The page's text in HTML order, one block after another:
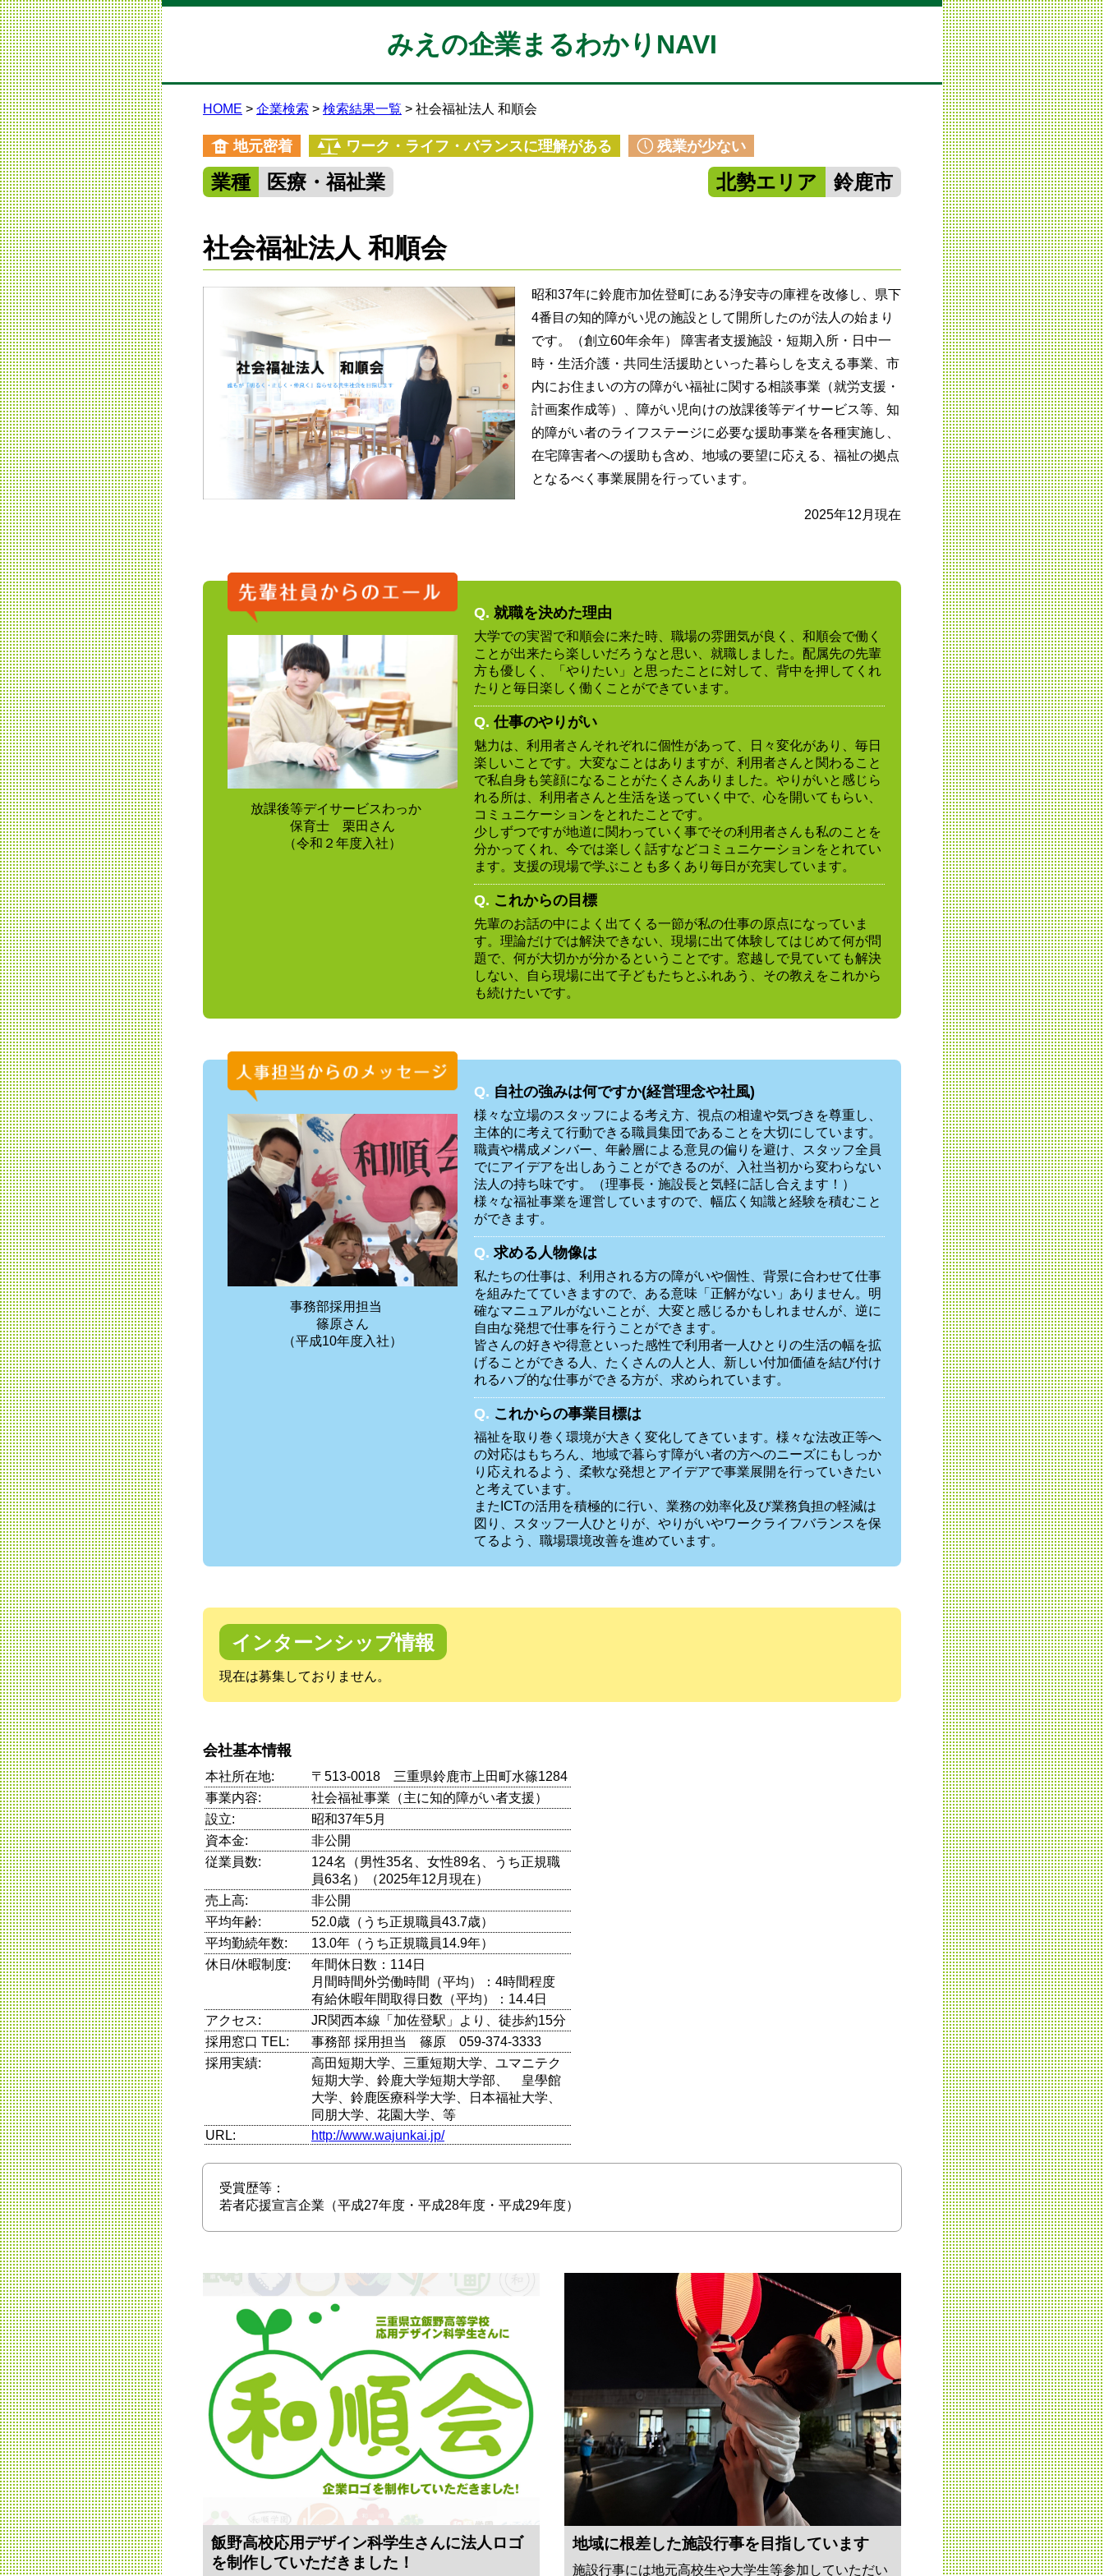
みえの企業まるわかりNAVI
HOME 企業検索 検索結果一覧 社会福祉法人 和順会
地元密着 ワーク・ライフ・バランスに理解がある 残業が少ない
業種 医療・福祉業 北勢エリア 鈴鹿市
社会福祉法人 和順会
昭和37年に鈴鹿市加佐登町にある浄安寺の庫裡を改修し、県下
4番目の知的障がい児の施設として開所したのが法人の始まり
です。（創立60年余年） 障害者支援施設・短期入所・日中一
時・生活介護・共同生活援助といった暮らしを支える事業、市
内にお住まいの方の障がい福祉に関する相談事業（就労支援・
計画案作成等）、障がい児向けの放課後等デイサービス等、知
的障がい者のライフステージに必要な援助事業を各種実施し、
在宅障害者への援助も含め、地域の要望に応える、福祉の拠点
となるべく事業展開を行っています。
2025年12月現在
放課後等デイサービスわっか
保育士 栗田さん
（令和２年度入社）
Q. 就職を決めた理由
大学での実習で和順会に来た時、職場の雰囲気が良く、和順会で働く
ことが出来たら楽しいだろうなと思い、就職しました。配属先の先輩
方も優しく、「やりたい」と思ったことに対して、背中を押してくれ
たりと毎日楽しく働くことができています。
Q. 仕事のやりがい
魅力は、利用者さんそれぞれに個性があって、日々変化があり、毎日
楽しいことです。大変なことはありますが、利用者さんと関わること
で私自身も笑顔になることがたくさんありました。やりがいと感じら
れる所は、利用者さんと生活を送っていく中で、心を開いてもらい、
コミュニケーションをとれたことです。
少しずつですが地道に関わっていく事でその利用者さんも私のことを
分かってくれ、今では楽しく話すなどコミュニケーションをとれてい
ます。支援の現場で学ぶことも多くあり毎日が充実しています。
Q. これからの目標
先輩のお話の中によく出てくる一節が私の仕事の原点になっていま
す。理論だけでは解決できない、現場に出て体験してはじめて何が問
題で、何が大切かが分かるということです。窓越しで見ていても解決
しない、自ら現場に出て子どもたちとふれあう、その教えをこれから
も続けたいです。
事務部採用担当
篠原さん
（平成10年度入社）
Q. 自社の強みは何ですか(経営理念や社風)
様々な立場のスタッフによる考え方、視点の相違や気づきを尊重し、
主体的に考えて行動できる職員集団であることを大切にしています。
職責や構成メンバー、年齢層による意見の偏りを避け、スタッフ全員
でにアイデアを出しあうことができるのが、入社当初から変わらない
法人の持ち味です。（理事長・施設長と気軽に話し合えます！）
様々な福祉事業を運営していますので、幅広く知識と経験を積むこと
ができます。
Q. 求める人物像は
私たちの仕事は、利用される方の障がいや個性、背景に合わせて仕事
を組みたてていきますので、ある意味「正解がない」ありません。明
確なマニュアルがないことが、大変と感じるかもしれませんが、逆に
自由な発想で仕事を行うことができます。
皆さんの好きや得意といった感性で利用者一人ひとりの生活の幅を拡
げることができる人、たくさんの人と人、新しい付加価値を結び付け
れるハブ的な仕事ができる方が、求められています。
Q. これからの事業目標は
福祉を取り巻く環境が大きく変化してきています。様々な法改正等へ
の対応はもちろん、地域で暮らす障がい者の方へのニーズにもしっか
り応えれるよう、柔軟な発想とアイデアで事業展開を行っていきたい
と考えています。
またICTの活用を積極的に行い、業務の効率化及び業務負担の軽減は
図り、スタッフ一人ひとりが、やりがいやワークライフバランスを保
てるよう、職場環境改善を進めています。
インターンシップ情報
現在は募集しておりません。
会社基本情報
本社所在地:
〒513-0018 三重県鈴鹿市上田町水篠1284
事業内容:
社会福祉事業（主に知的障がい者支援）
設立:
昭和37年5月
資本金:
非公開
従業員数:
124名（男性35名、女性89名、うち正規職
員63名）（2025年12月現在）
売上高:
非公開
平均年齢:
52.0歳（うち正規職員43.7歳）
平均勤続年数:
13.0年（うち正規職員14.9年）
休日/休暇制度:
年間休日数：114日
月間時間外労働時間（平均）：4時間程度
有給休暇年間取得日数（平均）：14.4日
アクセス:
JR関西本線「加佐登駅」より、徒歩約15分
採用窓口 TEL:
事務部 採用担当 篠原 059-374-3333
採用実績:
高田短期大学、三重短期大学、ユマニテク
短期大学、鈴鹿大学短期大学部、 皇學館
大学、鈴鹿医療科学大学、日本福祉大学、
同朋大学、花園大学、等
URL:
http://www.wajunkai.jp/
受賞歴等：
若者応援宣言企業（平成27年度・平成28年度・平成29年度）
飯野高校応用デザイン科学生さんに法人ロゴ
を制作していただきました！
地域に根差した施設行事を目指しています
施設行事には地元高校生や大学生等参加していただい